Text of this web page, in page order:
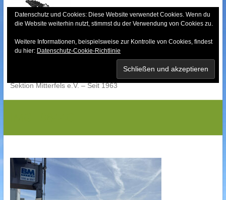
content
Bayerischer Wald-
Sektion Mitterfels e.V. – Seit 1963
Datenschutz und Cookies: Diese Website verwendet Cookies. Wenn du
die Website weiterhin nutzt, stimmst du der Verwendung von Cookies zu.
Weitere Informationen, beispielsweise zur Kontrolle von Cookies, findest
du hier: Datenschutz-Cookie-Richtlinie